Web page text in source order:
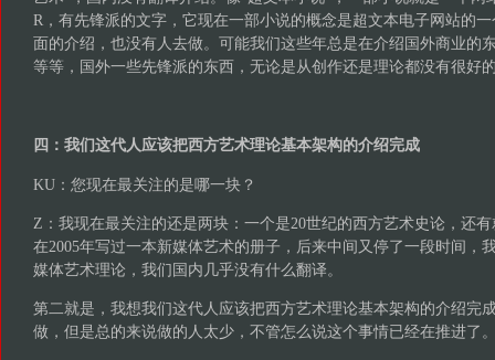
R，有先锋派的文字，它现在一部小说的概念是超文本电子网站的
面的介绍，也没有人去做。可能我们这些年总是在介绍国外商业的
等等，国外一些先锋派的东西，无论是从创作还是理论都没有很好
四：我们这代人应该把西方艺术理论基本架构的介绍完成
KU：您现在最关注的是哪一块？
Z：我现在最关注的还是两块：一个是20世纪的西方艺术史论，还
在2005年写过一本新媒体艺术的册子，后来中间又停了一段时间，
媒体艺术理论，我们国内几乎没有什么翻译。
第二就是，我想我们这代人应该把西方艺术理论基本架构的介绍完
做，但是总的来说做的人太少，不管怎么说这个事情已经在推进了